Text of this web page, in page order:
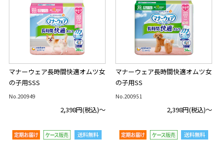
マナーウェア長時間快適オムツ女
の子用SSS
No.200949
2,398円(税込)～
マナーウェア長時間快適オムツ女
の子用SS
No.200951
2,398円(税込)～